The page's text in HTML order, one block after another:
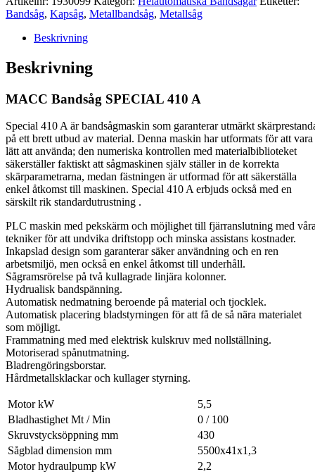
Bandsåg, Kapsåg, Metallbandsåg, Metallsåg
Beskrivning
Beskrivning
MACC Bandsåg SPECIAL 410 A
Special 410 A är bandsågmaskin som garanterar utmärkt
på ett brett utbud av material. Denna maskin har utformats för att vara
lätt att använda; den numeriska kontrollen med materialbiblioteket
säkerställer faktiskt att sågmaskinen själv ställer in de korrekta
skärparametrarna, medan fästningen är utformad för att säkerställa
enkel åtkomst till maskinen. Special 410 A erbjuds också med en
särskilt rik standardutrustning .
PLC maskin med pekskärm och möjlighet till fjärranslutning med
tekniker för att undvika driftstopp och minska assistans kostnader.
Inkapslad design som garanterar säker användning och en ren
arbetsmiljö, men också en enkel åtkomst till underhåll.
Sågramsrörelse på två kullagrade linjära kolonner.
Hydrualisk bandspänning.
Automatisk nedmatning beroende på material och tjocklek.
Automatisk placering bladstyrningen för att få de så nära materialet
som möjligt.
Frammatning med med elektrisk kulskruv med nollställning.
Motoriserad spånutmatning.
Bladrengöringsborstar.
Hårdmetallsklackar och kullager styrning.
Motor kW
5,5
Bladhastighet Mt / Min
0 / 100
Skruvstycksöppning mm
430
Sågblad dimension mm
5500x41x1,3
Motor hydraulpump kW
2,2